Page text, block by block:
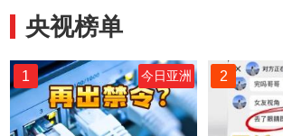
央视榜单
1 今日亚洲 2